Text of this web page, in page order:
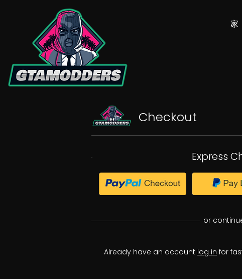
家
Checkout
Express
or
Already have an account log in for